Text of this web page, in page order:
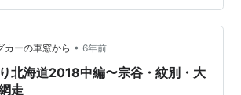
科山（標高2,530m）から南の編笠山
まで南北約20kmに渡ってそびえるたく
る、長野県…
カーの車窓から • 6年前
北海道2018中編〜宗谷・紋別・大
走